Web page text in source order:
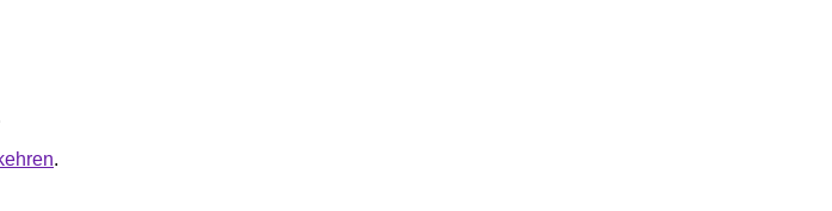
.